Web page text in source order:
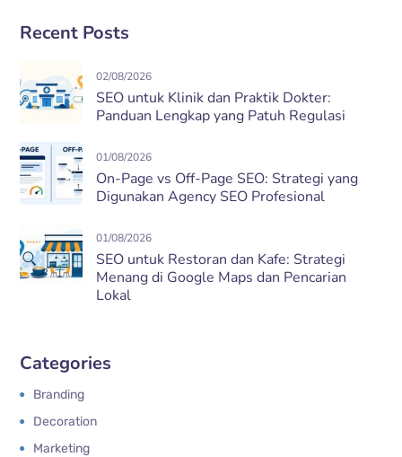
Recent Posts
02/08/2026
SEO untuk Klinik dan Praktik Dokter:
Panduan Lengkap yang Patuh Regulasi
01/08/2026
On-Page vs Off-Page SEO: Strategi yang
Digunakan Agency SEO Profesional
01/08/2026
SEO untuk Restoran dan Kafe: Strategi
Menang di Google Maps dan Pencarian
Lokal
Categories
Branding
Decoration
Marketing